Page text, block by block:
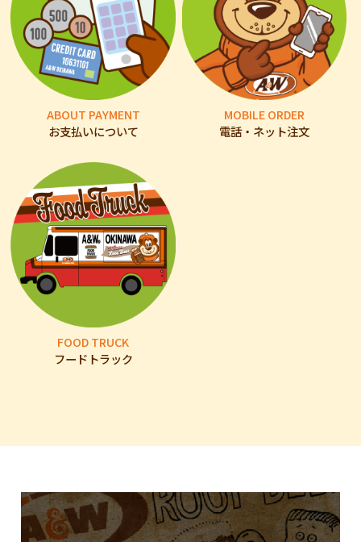
ABOUT PAYMENT
お支払いについて
MOBILE ORDER
電話・ネット注文
FOOD TRUCK
フードトラック